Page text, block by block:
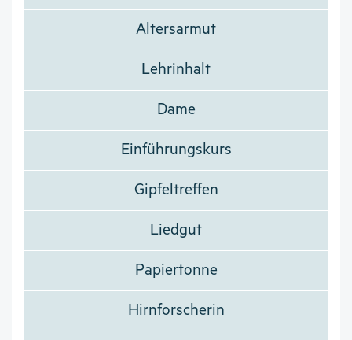
Altersarmut
Lehrinhalt
Dame
Einführungskurs
Gipfeltreffen
Liedgut
Papiertonne
Hirnforscherin